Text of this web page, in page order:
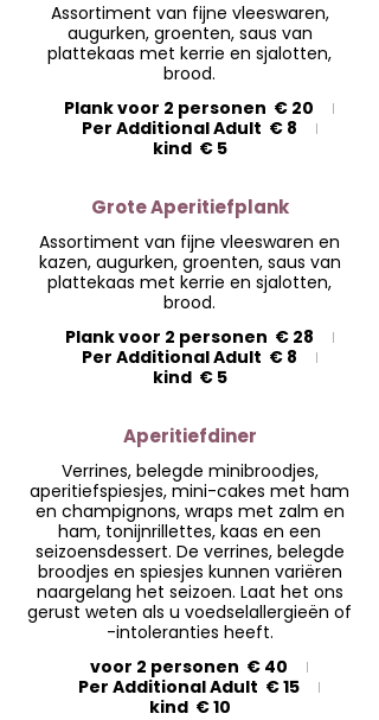
Assortiment van fijne vleeswaren,
augurken, groenten, saus van
plattekaas met kerrie en sjalotten,
brood.
Plank voor 2 personen € 20
Per Additional Adult € 8
kind € 5
Grote Aperitiefplank
Assortiment van fijne vleeswaren en
kazen, augurken, groenten, saus van
plattekaas met kerrie en sjalotten,
brood.
Plank voor 2 personen € 28
Per Additional Adult € 8
kind € 5
Aperitiefdiner
Verrines, belegde minibroodjes,
aperitiefspiesjes, mini-cakes met ham
en champignons, wraps met zalm en
ham, tonijnrillettes, kaas en een
seizoensdessert. De verrines, belegde
broodjes en spiesjes kunnen variëren
naargelang het seizoen. Laat het ons
gerust weten als u voedselallergieën of
-intoleranties heeft.
voor 2 personen € 40
Per Additional Adult € 15
kind € 10